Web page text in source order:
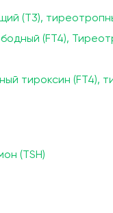
(T3),
(FT4),
тироксин (FT4),
(TSH)